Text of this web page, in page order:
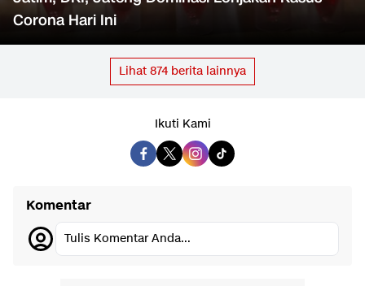
Corona Hari Ini
Lihat 874 berita lainnya
Ikuti Kami
Komentar
Tulis Komentar Anda...